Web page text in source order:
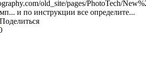
old_site/pages/PhotoTech/
и по инструкции все определите...
Поделиться